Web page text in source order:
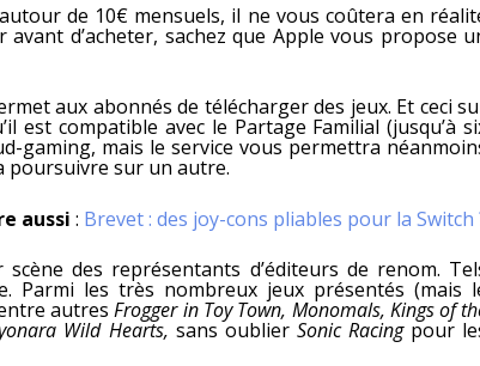
de 10€ mensuels, il ne vous coûtera en
d’acheter, sachez que Apple vous propose
aux abonnés de télécharger des jeux. Et ceci
est compatible avec le Partage Familial (jusqu’à
gaming, mais le service vous permettra
poursuivre sur un autre.
aussi : Brevet : des joy-cons pliables pour la Switch
des représentants d’éditeurs de renom.
Parmi les très nombreux jeux présentés (mais
autresFrogger in Toy Town, Monomals, Kings of
Wild Hearts, sans oublierSonic Racingpour